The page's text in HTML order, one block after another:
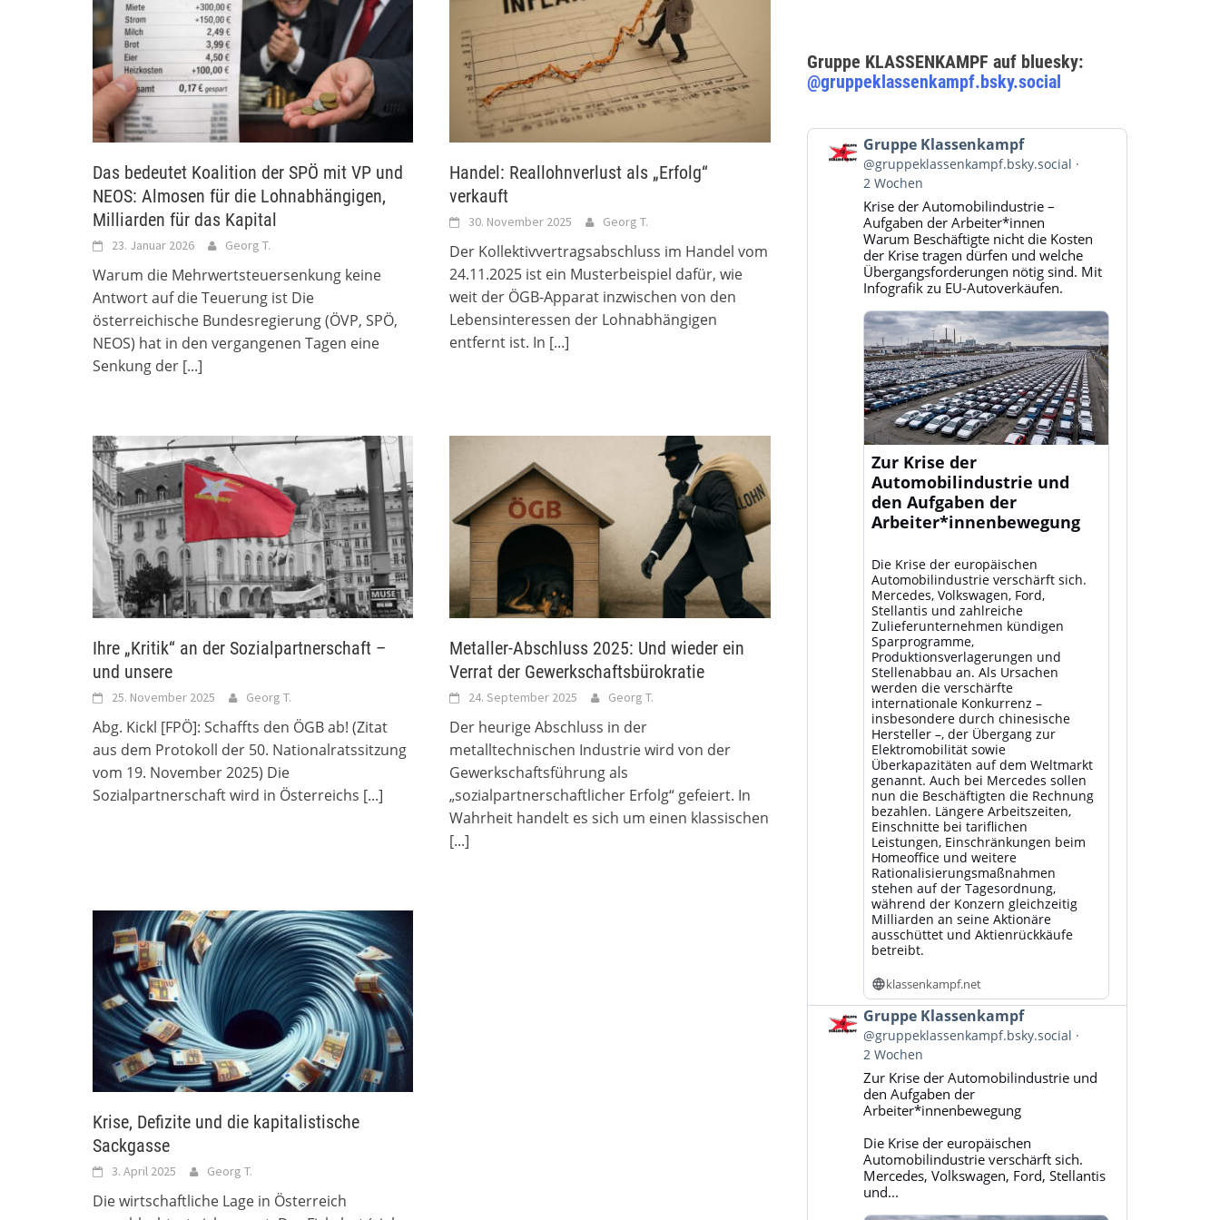
Das bedeutet Koalition der SPÖ mit VP und
NEOS: Almosen für die Lohnabhängigen,
Milliarden für das Kapital
23. Januar 2026 Georg T.
Warum die Mehrwertsteuersenkung keine
Antwort auf die Teuerung ist Die
österreichische Bundesregierung (ÖVP, SPÖ,
NEOS) hat in den vergangenen Tagen eine
Senkung der [...]
Handel: Reallohnverlust als „Erfolg“
verkauft
30. November 2025 Georg T.
Der Kollektivvertragsabschluss im Handel vom
24.11.2025 ist ein Musterbeispiel dafür, wie
weit der ÖGB-Apparat inzwischen von den
Lebensinteressen der Lohnabhängigen
entfernt ist. In [...]
Ihre „Kritik“ an der Sozialpartnerschaft –
und unsere
25. November 2025 Georg T.
Abg. Kickl [FPÖ]: Schaffts den ÖGB ab! (Zitat
aus dem Protokoll der 50. Nationalratssitzung
vom 19. November 2025) Die
Sozialpartnerschaft wird in Österreichs [...]
Metaller-Abschluss 2025: Und wieder ein
Verrat der Gewerkschaftsbürokratie
24. September 2025 Georg T.
Der heurige Abschluss in der
metalltechnischen Industrie wird von der
Gewerkschaftsführung als
„sozialpartnerschaftlicher Erfolg“ gefeiert. In
Wahrheit handelt es sich um einen klassischen
[...]
Krise, Defizite und die kapitalistische
Sackgasse
3. April 2025 Georg T.
Die wirtschaftliche Lage in Österreich
Gruppe KLASSENKAMPF auf bluesky:
@gruppeklassenkampf.bsky.social
Beitrag
von
Gruppe
Klassenkampf
Bluesky
ansehen
Gruppe Klassenkampf
@gruppeklassenkampf.bsky.social
2 Wochen
Krise der Automobilindustrie –
Aufgaben der Arbeiter*innen
Warum Beschäftigte nicht die Kosten
der Krise tragen dürfen und welche
Übergangsforderungen nötig sind. Mit
Infografik zu EU-Autoverkäufen.
Zur Krise der
Automobilindustrie und
den Aufgaben der
Arbeiter*innenbewegung
Die Krise der europäischen
Automobilindustrie verschärft sich.
Mercedes, Volkswagen, Ford,
Stellantis und zahlreiche
Zulieferunternehmen kündigen
Sparprogramme,
Produktionsverlagerungen und
Stellenabbau an. Als Ursachen
werden die verschärfte
internationale Konkurrenz –
insbesondere durch chinesische
Hersteller –, der Übergang zur
Elektromobilität sowie
Überkapazitäten auf dem Weltmarkt
genannt. Auch bei Mercedes sollen
nun die Beschäftigten die Rechnung
bezahlen. Längere Arbeitszeiten,
Einschnitte bei tariflichen
Leistungen, Einschränkungen beim
Homeoffice und weitere
Rationalisierungsmaßnahmen
stehen auf der Tagesordnung,
während der Konzern gleichzeitig
Milliarden an seine Aktionäre
ausschüttet und Aktienrückkäufe
betreibt.
klassenkampf.net
Beitrag
von
Gruppe
Klassenkampf
Bluesky
Gruppe Klassenkampf
@gruppeklassenkampf.bsky.social
2 Wochen
Zur Krise der Automobilindustrie und
den Aufgaben der
Arbeiter*innenbewegung
Die Krise der europäischen
Automobilindustrie verschärft sich.
Mercedes, Volkswagen, Ford, Stellantis
und...